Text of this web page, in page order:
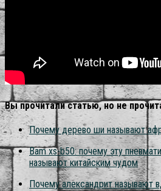
Вы прочитали статью, но не
Почему дерево ши называют
Bam xs-b50: почему эту
называют китайским чудом
Почему александрит называют